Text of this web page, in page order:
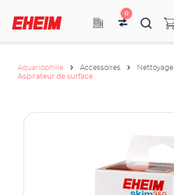
0
Aquariophilie Accessoires
Nettoyage
Aspirateur de surface